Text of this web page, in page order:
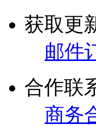
获取更
邮件
合作联
商务